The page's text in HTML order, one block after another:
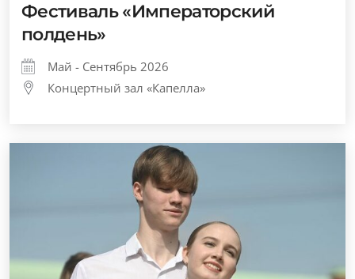
Фестиваль «Императорский
полдень»
Май - Сентябрь 2026
Концертный зал «Капелла»